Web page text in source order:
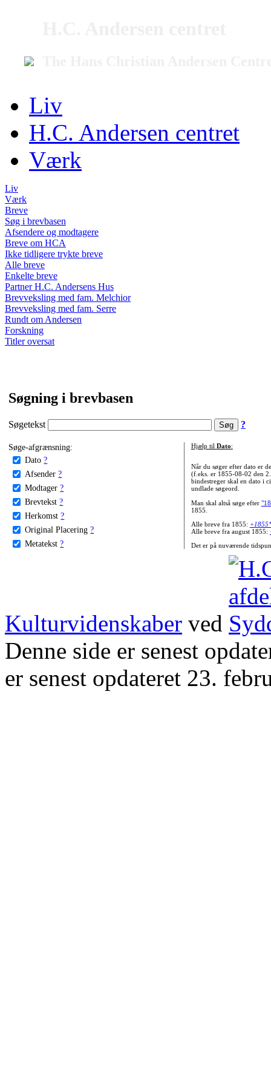
Liv
H.C. Andersen centret
Værk
Liv
Værk
Breve
Søg i brevbasen
Afsendere og modtagere
Breve om HCA
Ikke tidligere trykte breve
Alle breve
Enkelte breve
Partner H.C. Andersens Hus
Brevveksling med fam. Melchior
Brevveksling med fam. Serre
Rundt om Andersen
Forskning
Titler oversat
Søgning i brevbasen
Søgetekst ?
Søge-afgrænsning:
Dato ?
Afsender ?
Modtager ?
Brevtekst ?
Herkomst ?
Original Placering ?
Metatekst ?
Hjælp til Dato:
Når du søger efter dato er
(f.eks. er 1855-08-02 den
bindestreger skal en dato i
undlade søgeord.
Man skal altså søge efter
1855.
Alle breve fra 1855:
Alle breve fra august 1855:
Det er på nuværende
Kulturvidenskaber ved
Denne side er senest
er senest opdateret 23.